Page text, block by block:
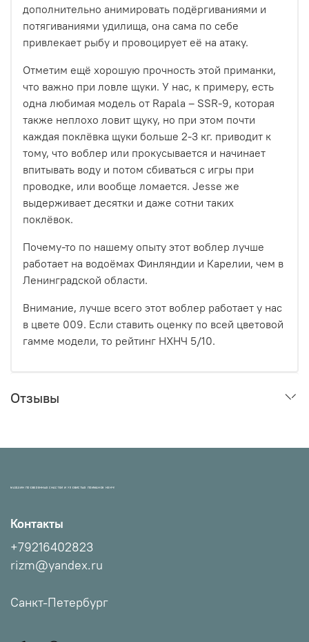
дополнительно анимировать подёргиваниями и
потягиваниями удилища, она сама по себе
привлекает рыбу и провоцирует её на атаку.
Отметим ещё хорошую прочность этой приманки,
что важно при ловле щуки. У нас, к примеру, есть
одна любимая модель от Rapala – SSR-9, которая
также неплохо ловит щуку, но при этом почти
каждая поклёвка щуки больше 2-3 кг. приводит к
тому, что воблер или прокусывается и начинает
впитывать воду и потом сбиваться с игры при
проводке, или вообще ломается. Jesse же
выдерживает десятки и даже сотни таких
поклёвок.
Почему-то по нашему опыту этот воблер лучше
работает на водоёмах Финляндии и Карелии, чем в
Ленинградской области.
Внимание, лучше всего этот воблер работает у нас
в цвете 009. Если ставить оценку по всей цветовой
гамме модели, то рейтинг НХНЧ 5/10.
Отзывы
МАГАЗИН ПРОВЕРЕННЫХ СНАСТЕЙ И УЛОВИСТЫХ ПРИМАНОК НХНЧ!
Контакты
+79216402823
rizm@yandex.ru
Санкт-Петербург